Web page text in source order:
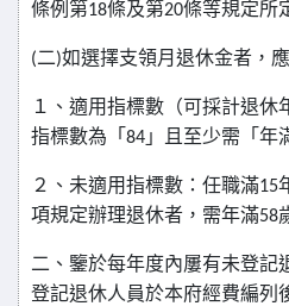
條例第18條及第20條等規定所
(二)如選擇支領月退休金者，
１、適用指標數（可採計退休
指標數為「 84 」且至少需「年
２、未適用指標數：任職滿15
項規定辦理退休者，需年滿58
二、鑒於每年度內屢有未登記
登記退休人員於本府經費編列